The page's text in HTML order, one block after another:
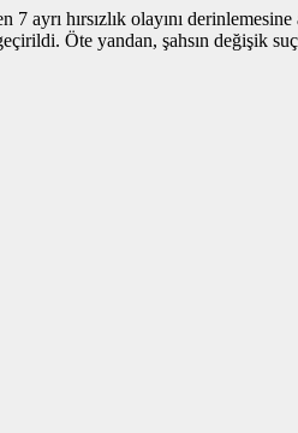
hırsızlık olayını
Öte yandan, şahsın değişik